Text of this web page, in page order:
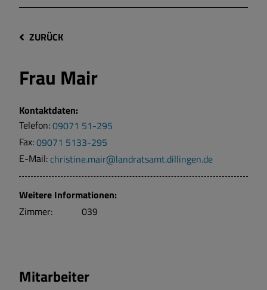
ZURÜCK
Frau Mair
Kontaktdaten:
Telefon:09071 51-295
Fax:09071 5133-295
E-Mail: christine.mair@landratsamt.dillingen.de
Weitere Informationen:
Zimmer:
039
Mitarbeiter